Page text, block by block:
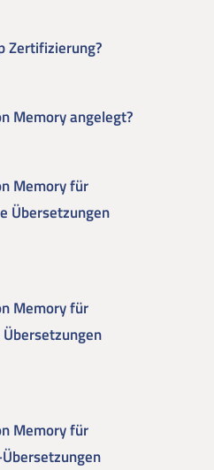
Zertifizierung?
Memory angelegt?
Memory für
Übersetzungen
Memory für
Memory für